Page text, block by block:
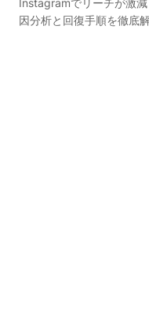
Instagramでリーチが激
因分析と回復手順を徹底